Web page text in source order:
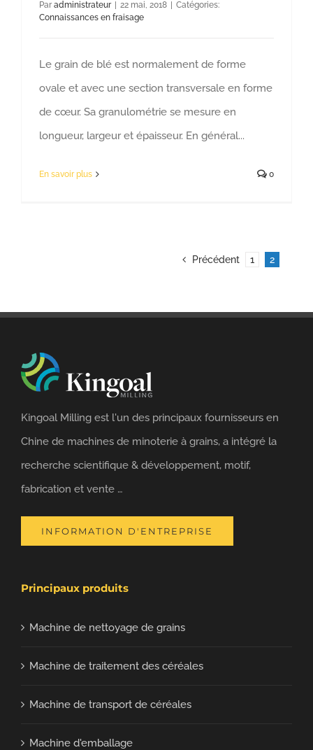
Par administrateur | 22 mai, 2018 | Catégories:
Connaissances en fraisage
Le grain de blé est normalement de forme
ovale et avec une section transversale en forme
de cœur. Sa granulométrie se mesure en
longueur, largeur et épaisseur. En général...
En savoir plus 0
Précédent 1 2
Kingoal Milling est l'un des principaux fournisseurs en
Chine de machines de minoterie à grains, a intégré la
recherche scientifique & développement, motif,
fabrication et vente …
INFORMATION D'ENTREPRISE
Principaux produits
Machine de nettoyage de grains
Machine de traitement des céréales
Machine de transport de céréales
Machine d'emballage